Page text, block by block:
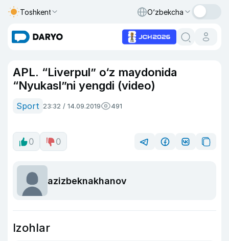
Toshkent O‘zbekcha
APL. “Liverpul” o‘z maydonida
“Nyukasl”ni yengdi (video)
Sport 23:32 / 14.09.2019 491
0 0
azizbeknakhanov
Izohlar